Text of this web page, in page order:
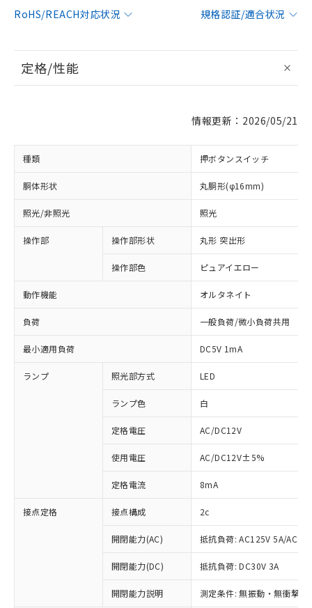
RoHS/REACH対応状況
規格認証/適合状況
定格/性能
情報更新：2026/05/21
種類 押ボタンスイッチ
胴体形状 丸胴形(φ16mm)
照光/非照光 照光
操作部 操作部形状 丸形 突出形
操作部色 ピュアイエロー
動作機能 オルタネイト
負荷 一般負荷/微小負荷共用
最小適用負荷 DC5V 1mA
ランプ 照光部方式 LED
ランプ色 白
定格電圧 AC/DC12V
使用電圧 AC/DC12V±5%
定格電流 8mA
接点定格 接点構成 2c
開閉能力(AC) 抵抗負荷: AC125V 5A/
開閉能力(DC) 抵抗負荷: DC30V 3A
開閉能力説明 測定条件: 無振動・無衝撃